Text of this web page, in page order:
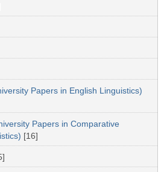
Papers in English Linguistics)
Papers in Comparative
[16]